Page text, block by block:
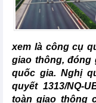
xem là công cụ
giao thông, đóng
quốc gia. Nghị
quyết 1313/NQ-
toàn giao thông